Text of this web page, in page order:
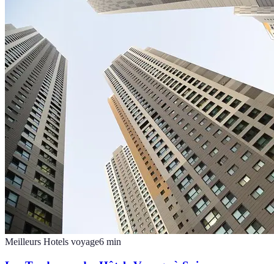
Meilleurs Hotels voyage6 min